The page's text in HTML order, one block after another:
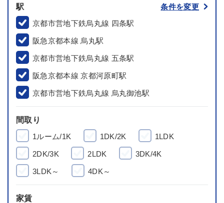
駅
条件を変更
京都市営地下鉄烏丸線 四条駅
阪急京都本線 烏丸駅
京都市営地下鉄烏丸線 五条駅
阪急京都本線 京都河原町駅
京都市営地下鉄烏丸線 烏丸御池駅
間取り
1ルーム/1K
1DK/2K 1LDK
2DK/3K 2LDK 3DK/4K
3LDK～ 4DK～
家賃